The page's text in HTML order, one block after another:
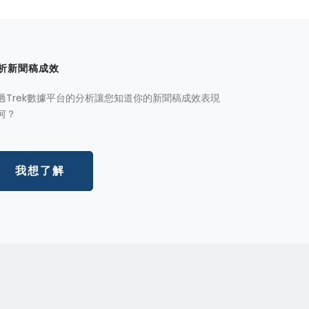
新聞稿成效
Trek數據平台的分析讓您知道你的新聞稿成效表現
？
我想了解